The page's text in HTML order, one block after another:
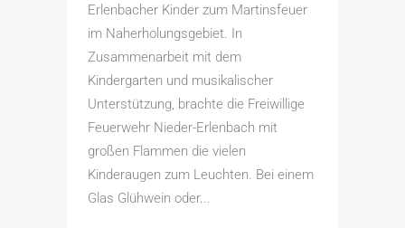
Erlenbacher Kinder zum Martinsfeuer
im Naherholungsgebiet. In
Zusammenarbeit mit dem
Kindergarten und musikalischer
Unterstützung, brachte die Freiwillige
Feuerwehr Nieder-Erlenbach mit
großen Flammen die vielen
Kinderaugen zum Leuchten. Bei einem
Glas Glühwein oder...